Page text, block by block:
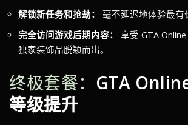
解锁新任务和抢劫：
毫不延迟地体验最有
完全访问游戏后期内容：
享受 GTA
独家装饰品脱颖而出。
终极套餐： GTA
等级提升